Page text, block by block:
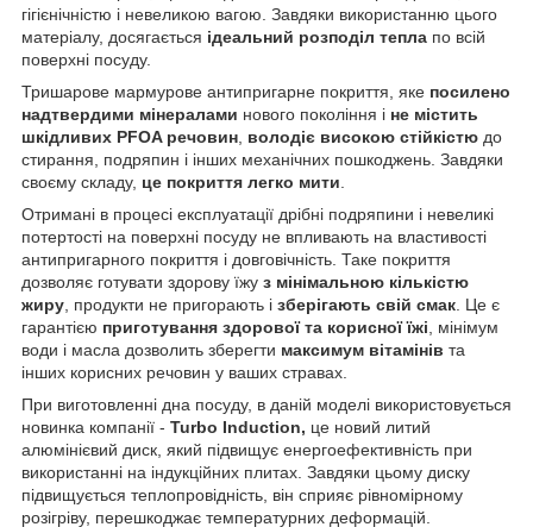
гігієнічністю і невеликою вагою. Завдяки використанню цього
матеріалу, досягається ідеальний розподіл тепла по всій
поверхні посуду.
Тришарове мармурове антипригарне покриття, яке посилено
надтвердими мінералами нового покоління і не містить
шкідливих PFOA речовин, володіє високою стійкістю до
стирання, подряпин і інших механічних пошкоджень. Завдяки
своєму складу, це покриття легко мити.
Отримані в процесі експлуатації дрібні подряпини і невеликі
потертості на поверхні посуду не впливають на властивості
антипригарного покриття і довговічність. Таке покриття
дозволяє готувати здорову їжу з мінімальною кількістю
жиру, продукти не пригорають і зберігають свій смак. Це є
гарантією приготування здорової та корисної їжі, мінімум
води і масла дозволить зберегти максимум вітамінів та
інших корисних речовин у ваших стравах.
При виготовленні дна посуду, в даній моделі використовується
новинка компанії - Turbo Induction, це новий литий
алюмінієвий диск, який підвищує енергоефективність при
використанні на індукційних плитах. Завдяки цьому диску
підвищується теплопровідність, він сприяє рівномірному
розігріву, перешкоджає температурних деформацій.